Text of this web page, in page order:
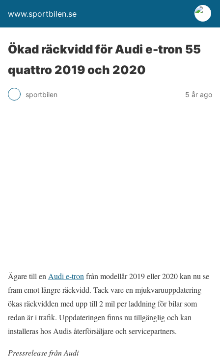
www.sportbilen.se
Ökad räckvidd för Audi e-tron 55
quattro 2019 och 2020
sportbilen 5 år ago
Ägare till en Audi e-tron från modellår 2019 eller 2020 kan nu se
fram emot längre räckvidd. Tack vare en mjukvaruuppdatering
ökas räckvidden med upp till 2 mil per laddning för bilar som
redan är i trafik. Uppdateringen finns nu tillgänglig och kan
installeras hos Audis återförsäljare och servicepartners.
Pressrelease från Audi